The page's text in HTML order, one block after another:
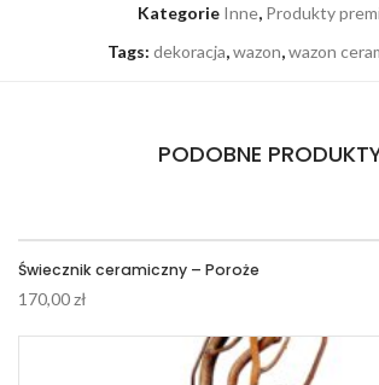
Kategorie Inne, Produkty
Tags: dekoracja,wazon,wazon
PODOBNE
Świecznik ceramiczny – Poroże
170,00zł